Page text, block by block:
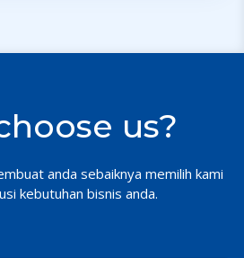
us?
anda sebaiknya memilih kami
kebutuhan bisnis anda.